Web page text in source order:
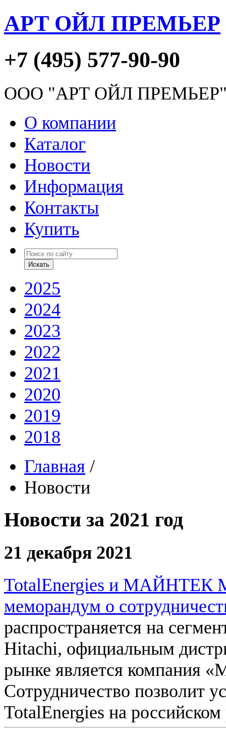
АРТ ОЙЛ ПРЕМЬЕР
+7 (495) 577-90-90
ООО "АРТ ОЙЛ
О компании
Каталог
Новости
Информация
Контакты
Купить
2025
2024
2023
2022
2021
2020
2019
2018
Главная /
Новости
Новости за 2021 год
21 декабря 2021
TotalEnergies и
меморандум о
распространяется на
Hitachi, официальным
рынке является
Сотрудничество позволит
TotalEnergies на